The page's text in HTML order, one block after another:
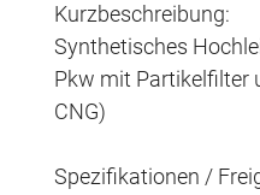
Kurzbeschreibung:
Synthetisches
Pkw mit Partikelfilter
CNG)
Spezifikationen /